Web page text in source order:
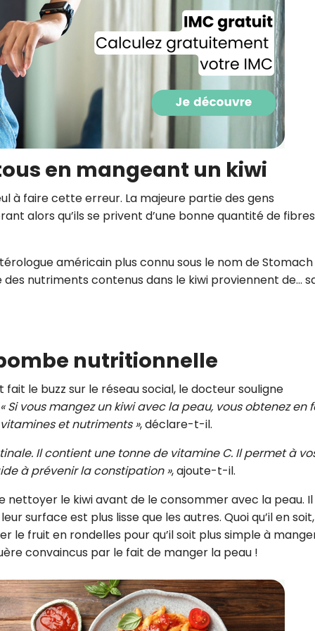
en mangeant un kiwi
à faire cette erreur. La majeure partie des gens
alors qu’ils se privent d’une bonne quantité de
américain plus connu sous le nom de
nutriments contenus dans le kiwi proviennent de…
nutritionnelle
le buzz sur le réseau social, le docteur souligne
« Si vous mangez un kiwi avec la peau, vous obtenez en
et nutriments », déclare-t-il.
Il contient une tonne de vitamine C. Il permet à
à prévenir la constipation », ajoute-t-il.
nettoyer le kiwi avant de le consommer avec la peau. Il
surface est plus lisse que les autres. Quoi qu’il en
le fruit en rondelles pour qu’il soit plus simple à
convaincus par le fait de manger la peau !
recettes inédites de
!
Je consens à ce que la société
Prisma Players analyse le taux
des courriels pour mesurer et
performances des campagnes.
l'heure à laquelle vous le faites ainsi
des informations sur le terminal que
utilisez. Pour en savoir plus sur ces
voir notrepolitique de confidentialité
Je reçois mon cadeau !
Votre adresse email sera utilisée par Digital Prisma
désabonnement intégré dans la newsletter. Pour en
exercer vos droits, prenez connaissance de notre
Confidentialité.